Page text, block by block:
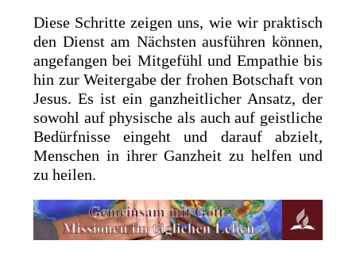
Diese Schritte zeigen uns, wie wir praktisch
den Dienst am Nächsten ausführen können,
angefangen bei Mitgefühl und Empathie bis
hin zur Weitergabe der frohen Botschaft von
Jesus. Es ist ein ganzheitlicher Ansatz, der
sowohl auf physische als auch auf geistliche
Bedürfnisse eingeht und darauf abzielt,
Menschen in ihrer Ganzheit zu helfen und
zu heilen.